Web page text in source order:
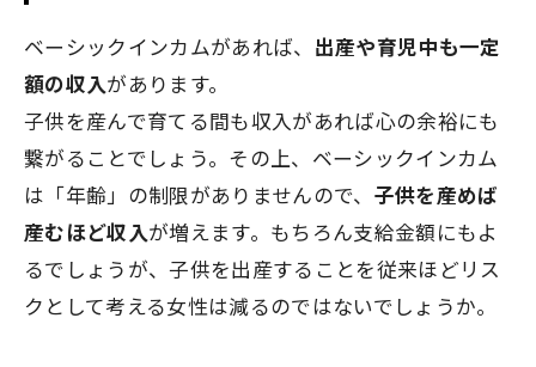
ベーシックインカムがあれば、 出産や育児中も一定
額の収入があります。
子供を産んで育てる間も収入があれば心の余裕にも
繋がることでしょう。その上、ベーシックインカム
は「年齢」の制限がありませんので、 子供を産めば
産むほど収入が増えます。もちろん支給金額にもよ
るでしょうが、子供を出産することを従来ほどリス
クとして考える女性は減るのではないでしょうか。